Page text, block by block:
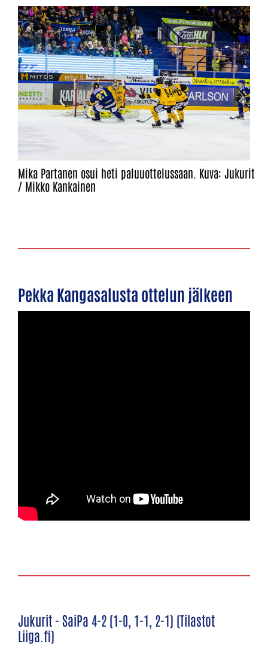
Mika Partanen osui heti paluuottelussaan. Kuva: Jukurit
/ Mikko Kankainen
Pekka Kangasalusta ottelun jälkeen
Jukurit - SaiPa 4-2 (1-0, 1-1, 2-1) (Tilastot
Liiga.fi)